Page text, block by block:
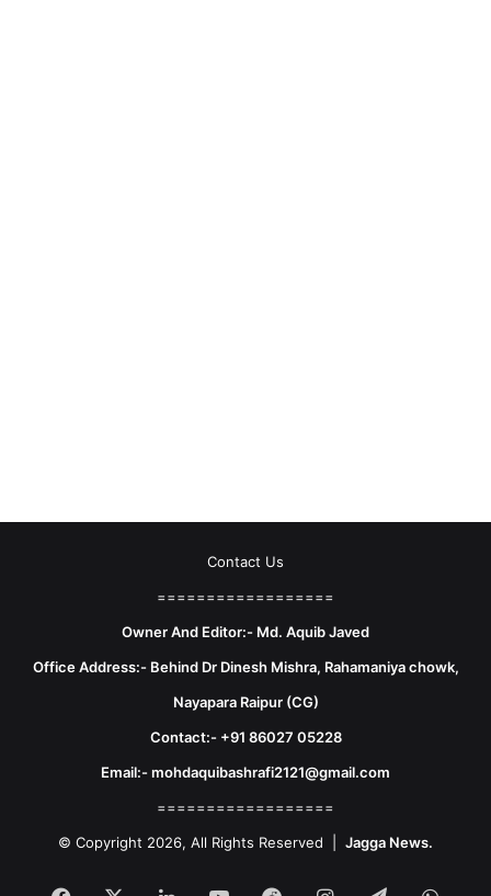
Contact Us
==================
Owner And Editor:- Md. Aquib Javed
Office Address:- Behind Dr Dinesh Mishra, Rahamaniya chowk,
Nayapara Raipur (CG)
Contact:- +91 86027 05228
Email:- mohdaquibashrafi2121@gmail.com
==================
© Copyright 2026, All Rights Reserved | Jagga News.